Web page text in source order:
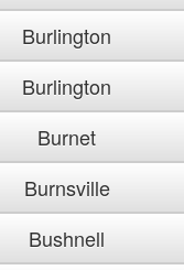
Burlington
Burlington
Burnet
Burnsville
Bushnell